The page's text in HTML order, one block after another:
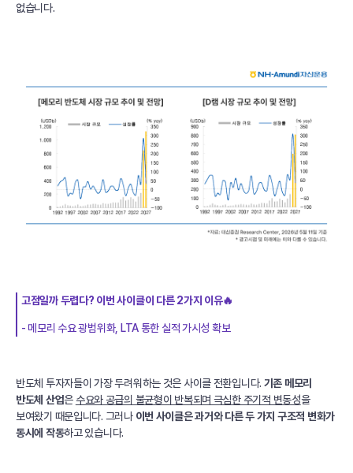
없습니다.
고점일까 두렵다? 이번 사이클이 다른 2가지 이유🔥
- 메모리 수요 광범위화, LTA 통한 실적 가시성 확보
반도체 투자자들이 가장 두려워하는 것은 사이클 전환입니다. 기존 메모리
반도체 산업은수요와 공급의 불균형이 반복되며 극심한 주기적 변동성을
보여왔기 때문입니다. 그러나 이번 사이클은 과거와 다른 두 가지 구조적 변화가
동시에 작동하고 있습니다.